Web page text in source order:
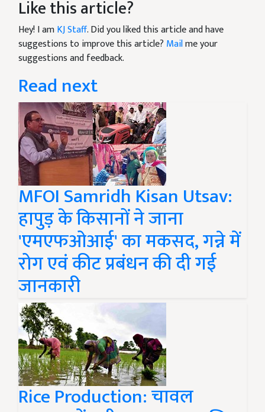
Like this article?
Hey! I amKJ Staff. Did you liked this article and have
suggestions to improve this article? Mailme your
suggestions and feedback.
Read next
MFOI Samridh Kisan Utsav:
हापुड़ के किसानों ने जाना
'एमएफओआई' का मकसद, गन्ने में
रोग एवं कीट प्रबंधन की दी गई
जानकारी
Rice Production: चावल